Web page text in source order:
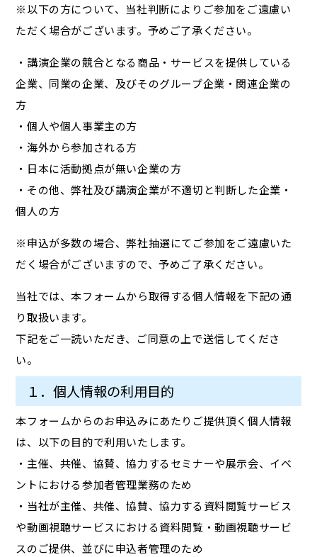
※以下の方について、当社判断によりご参加をご遠慮い
ただく場合がございます。予めご了承ください。
・講演企業の競合となる商品・サービスを提供している
企業、同業の企業、及びそのグループ企業・関連企業の
方
・個人や個人事業主の方
・海外から参加される方
・日本に活動拠点が無い企業の方
・その他、弊社及び講演企業が不適切と判断した企業・
個人の方
※申込が多数の場合、弊社抽選にてご参加をご遠慮いた
だく場合がございますので、予めご了承ください。
当社では、本フォームから取得する個人情報を下記の通
り取扱います。
下記をご一読いただき、ご同意の上で送信してくださ
い。
１．個人情報の利用目的
本フォームからのお申込みにあたりご提供頂く個人情報
は、以下の目的で利用いたします。
・主催、共催、協賛、協力するセミナーや展示会、イベ
ントにおける参加者管理業務のため
・当社が主催、共催、協賛、協力する資料閲覧サービス
や動画視聴サービスにおける資料閲覧・動画視聴サービ
スのご提供、並びに申込者管理のため